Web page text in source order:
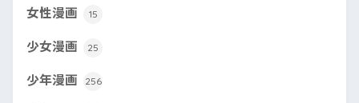
女性漫画 15
少女漫画 25
少年漫画 256